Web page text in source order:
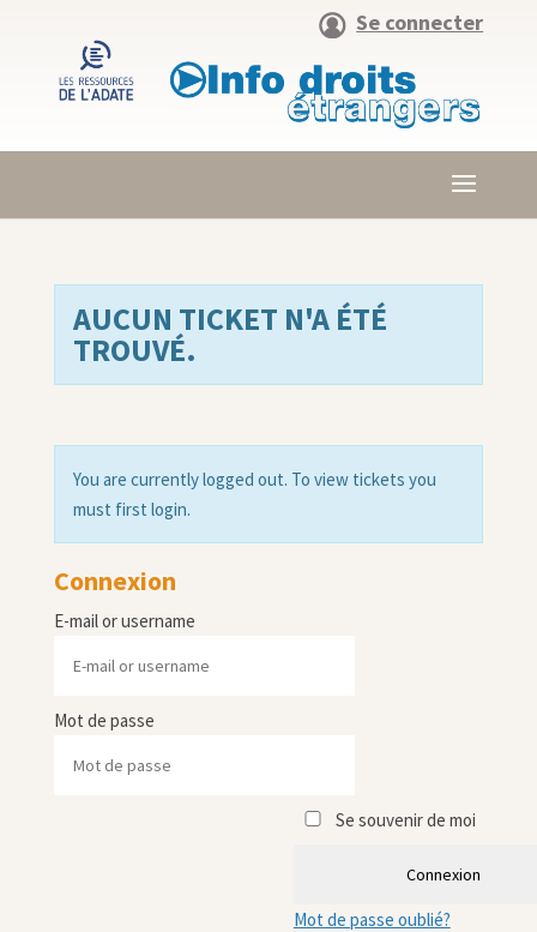
Se connecter
AUCUN TICKET N'A ÉTÉ
TROUVÉ.
You are currently logged out. To view tickets you
must first login.
Connexion
E-mail or username
Mot de passe
Se souvenir de moi
Connexion
Mot de passe oublié?